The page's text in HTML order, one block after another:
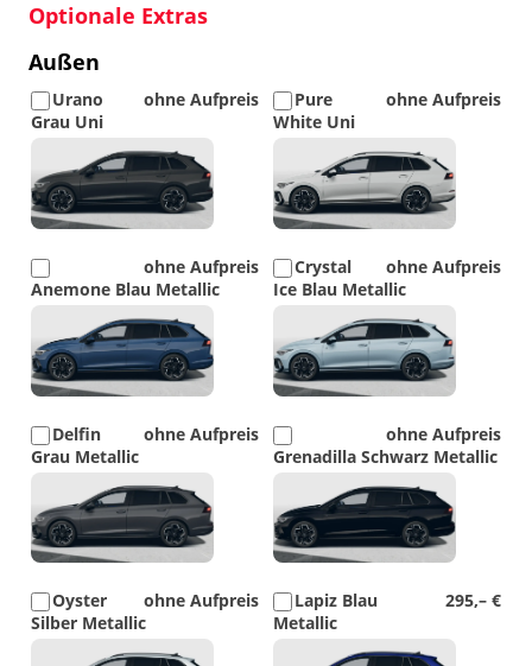
Optionale Extras
Außen
ohne Aufpreis
Urano
Grau Uni
ohne Aufpreis
Pure
White Uni
ohne Aufpreis
Anemone Blau Metallic
ohne Aufpreis
Crystal
Ice Blau Metallic
ohne Aufpreis
Delfin
Grau Metallic
ohne Aufpreis
Grenadilla Schwarz Metallic
ohne Aufpreis
Oyster
Silber Metallic
295,– €
Lapiz Blau
Metallic